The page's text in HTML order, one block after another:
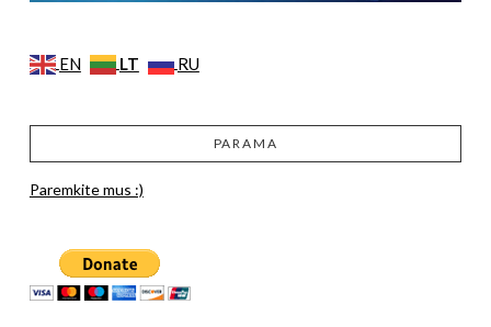
EN LT RU
PARAMA
Paremkite mus :)